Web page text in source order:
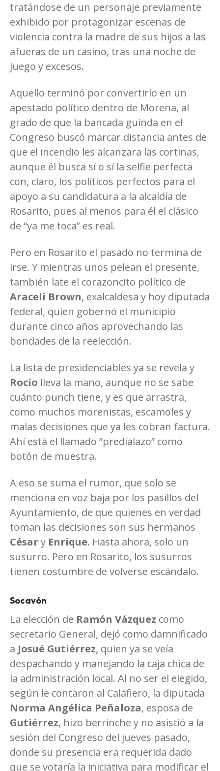
tratándose de un personaje previamente
exhibido por protagonizar escenas de
violencia contra la madre de sus hijos a las
afueras de un casino, tras una noche de
juego y excesos.
Aquello terminó por convertirlo en un
apestado político dentro de Morena, al
grado de que la bancada guinda en el
Congreso buscó marcar distancia antes de
que el incendio les alcanzara las cortinas,
aunque él busca sí o sí la selfie perfecta
con, claro, los políticos perfectos para el
apoyo a su candidatura a la alcaldía de
Rosarito, pues al menos para él el clásico
de “ya me toca” es real.
Pero en Rosarito el pasado no termina de
irse. Y mientras unos pelean el presente,
también late el corazoncito político de
Araceli Brown, exalcaldesa y hoy diputada
federal, quien gobernó el municipio
durante cinco años aprovechando las
bondades de la reelección.
La lista de presidenciables ya se revela y
Rocío lleva la mano, aunque no se sabe
cuánto punch tiene, y es que arrastra,
como muchos morenistas, escamoles y
malas decisiones que ya les cobran factura.
Ahí está el llamado “predialazo” como
botón de muestra.
A eso se suma el rumor, que solo se
menciona en voz baja por los pasillos del
Ayuntamiento, de que quienes en verdad
toman las decisiones son sus hermanos
César y Enrique. Hasta ahora, solo un
susurro. Pero en Rosarito, los susurros
tienen costumbre de volverse escándalo.
Socavón
La elección de Ramón Vázquez como
secretario General, dejó como damnificado
a Josué Gutiérrez, quien ya se veía
despachando y manejando la caja chica de
la administración local. Al no ser el elegido,
según le contaron al Calafiero, la diputada
Norma Angélica Peñaloza, esposa de
Gutiérrez, hizo berrinche y no asistió a la
sesión del Congreso del jueves pasado,
donde su presencia era requerida dado
que se votaría la iniciativa para modificar el